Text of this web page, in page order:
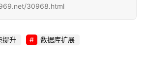
30968.html
提升 数据库扩展